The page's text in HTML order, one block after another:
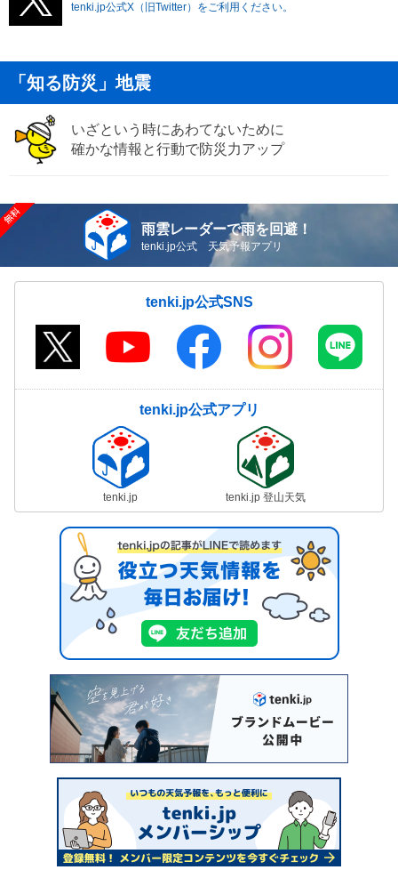
tenki.jp公式X（旧Twitter）をご利用ください。
「知る防災」地震
いざという時にあわてないために
確かな情報と行動で防災力アップ
雨雲レーダーで雨を回避！
tenki.jp公式 天気予報アプリ
tenki.jp公式SNS
tenki.jp公式アプリ
tenki.jp tenki.jp 登山天気